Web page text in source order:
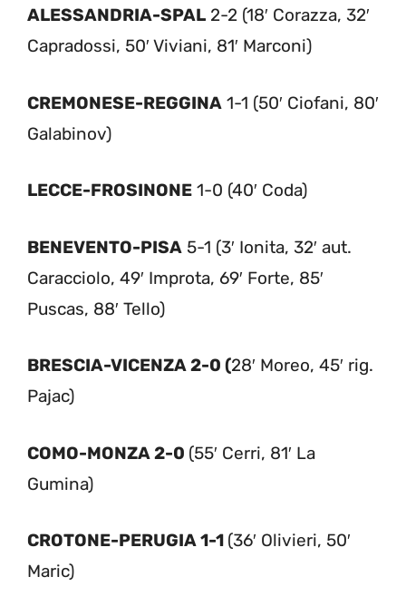
ALESSANDRIA-SPAL 2-2 (18′ Corazza, 32′
Capradossi, 50′ Viviani, 81′ Marconi)
CREMONESE-REGGINA 1-1 (50′ Ciofani, 80′
Galabinov)
LECCE-FROSINONE 1-0 (40′ Coda)
BENEVENTO-PISA 5-1 (3′ Ionita, 32′ aut.
Caracciolo, 49′ Improta, 69′ Forte, 85′
Puscas, 88′ Tello)
BRESCIA-VICENZA 2-0 (28′ Moreo, 45′ rig.
Pajac)
COMO-MONZA 2-0 (55′ Cerri, 81′ La
Gumina)
CROTONE-PERUGIA 1-1 (36′ Olivieri, 50′
Maric)